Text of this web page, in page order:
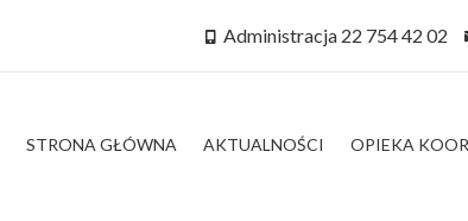
Administracja 22 754 42 02
STRONA GŁÓWNA AKTUALNOŚCI OPIEKA